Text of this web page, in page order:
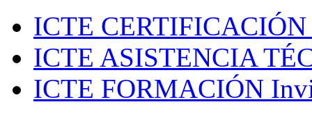
ICTE CERTIFICACIÓN
ICTE ASISTENCIA
ICTE FORMACIÓN